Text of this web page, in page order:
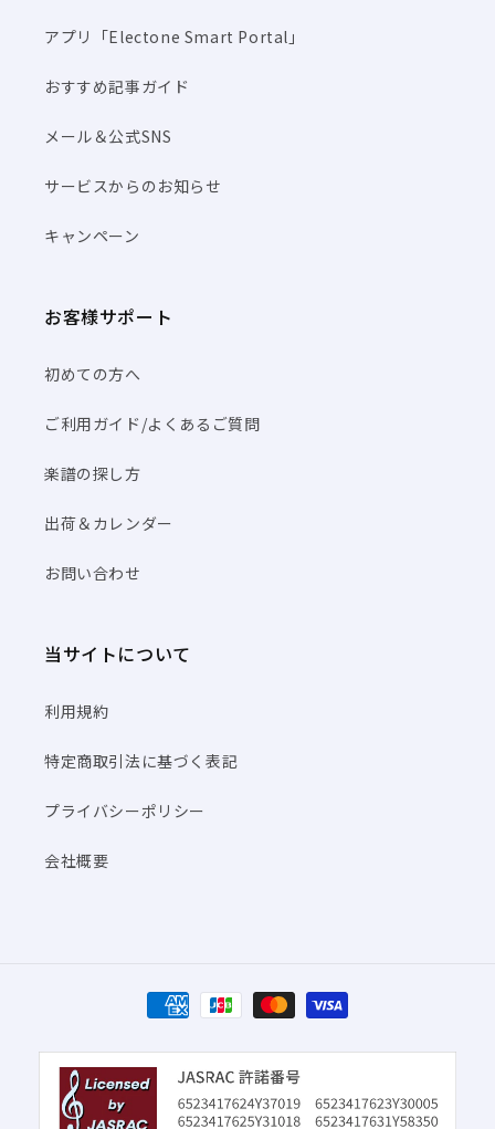
アプリ「Electone Smart Portal」
おすすめ記事ガイド
メール＆公式SNS
サービスからのお知らせ
キャンペーン
お客様サポート
初めての方へ
ご利用ガイド/よくあるご質問
楽譜の探し方
出荷＆カレンダー
お問い合わせ
当サイトについて
利用規約
特定商取引法に基づく表記
プライバシーポリシー
会社概要
決
済
方
法